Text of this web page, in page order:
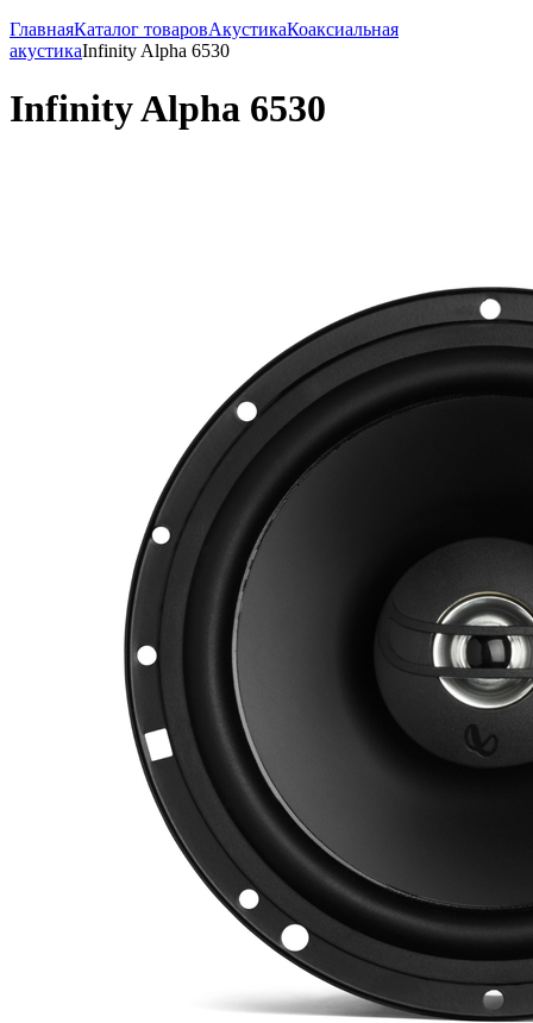
ГлавнаяКаталог товаровАкустикаКоаксиальная
акустикаInfinity Alpha 6530
Infinity Alpha 6530